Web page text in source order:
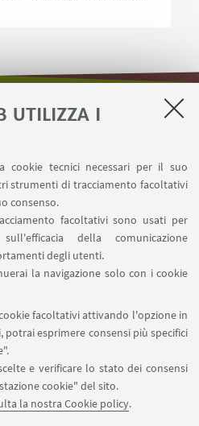
UTILIZZA I
cookie tecnici necessari per il suo
strumenti di tracciamento facoltativi
consenso.
facoltativi sono usati per
della comunicazione
degli utenti.
la navigazione solo con i cookie
facoltativi attivando l'opzione in
potrai esprimere consensi più specifici
e verificare lo stato dei consensi
cookie" del sito.
la nostra Cookie policy.
UTILI
dei servizi
SU:
UNIBO SU:
APP: